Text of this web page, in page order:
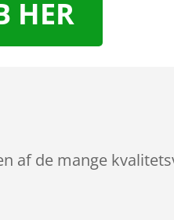
HER
af de mange